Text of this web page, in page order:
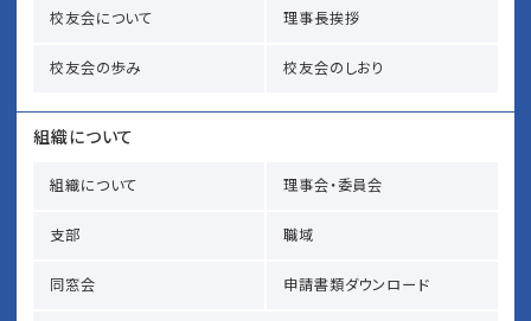
校友会について 理事長挨拶
校友会の歩み 校友会のしおり
組織について
組織について 理事会・委員会
支部 職域
同窓会 申請書類ダウンロード